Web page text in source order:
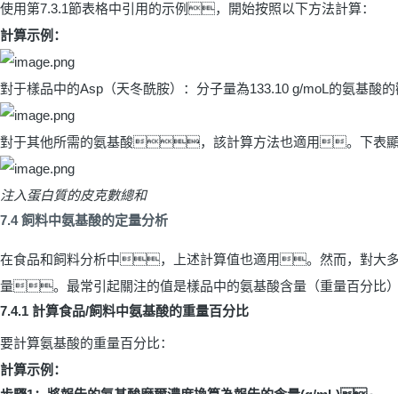
使用第7.3.1節表格中引用的示例，開始按照以下方法計算：
計算示例：
對于樣品中的Asp （天冬酰胺）：分子量為133.10 g/moL的氨基酸
對于其他所需的氨基酸，該計算方法也適用。下表
注入蛋白質的皮克數總和
7.4飼料中氨基酸的定量分析
在食品和飼料分析中，上述計算值也適用。然而，對大
量。最常引起關注的值是樣品中的氨基酸含量（重量百分比
7.4.1 計算食品/飼料中氨基酸的重量百分比
要計算氨基酸的重量百分比：
計算示例：